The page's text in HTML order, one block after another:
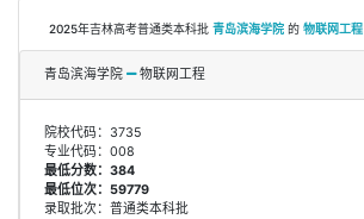
2025年吉林高考普通类本科批 青岛滨海学院 的 物联网工程
青岛滨海学院 物联网工程
院校代码：3735
专业代码：008
最低分数：384
最低位次：59779
录取批次：普通类本科批